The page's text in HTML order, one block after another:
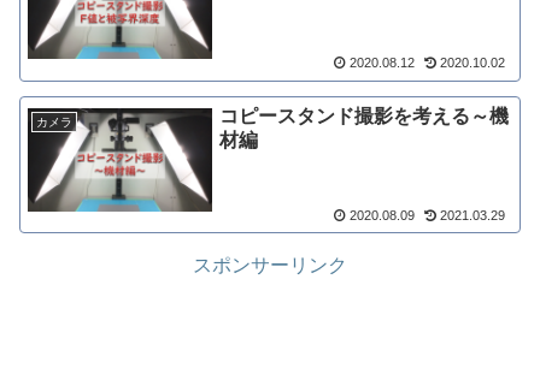
2020.08.12 2020.10.02
カメラ
コピースタンド撮影を考える～機
材編
2020.08.09 2021.03.29
スポンサーリンク